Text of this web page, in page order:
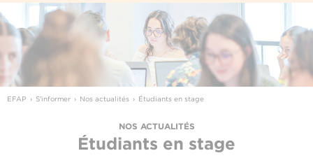
EFAP S'informer Nos actualités Étudiants en stage
NOS ACTUALITÉS
Étudiants en stage